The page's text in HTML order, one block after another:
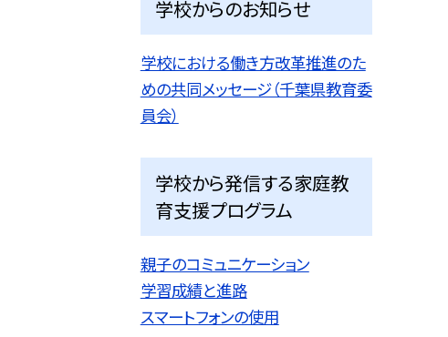
学校からのお知らせ
学校における働き方改革推進のた
めの共同メッセージ（千葉県教育委
員会）
学校から発信する家庭教
育支援プログラム
親子のコミュニケーション
学習成績と進路
スマートフォンの使用